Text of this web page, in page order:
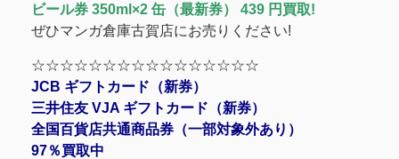
ビール券 350ml×2 缶（最新券） 439 円買取!
ぜひマンガ倉庫古賀店にお売りください!
☆☆☆☆☆☆☆☆☆☆☆☆☆☆☆☆
JCB ギフトカード（新券）
三井住友 VJA ギフトカード（新券）
全国百貨店共通商品券（一部対象外あり）
97％買取中